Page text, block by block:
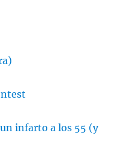
infarto a los 55 (y